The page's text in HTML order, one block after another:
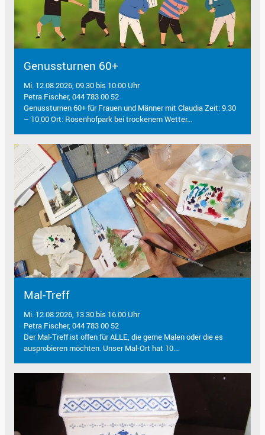
Genussturnen 60+
Mi. 12.08.2026, 09.30 bis 10.00 Uhr
Petra Fischer, 044 783 00 52
Genussturnen 60+ für Frauen und Männer mit Claudia Zeit: 9.30
– 10.00 Ort: Rosenhofpark bei trockenem Wetter...
Mal-Treff
Mi. 12.08.2026, 13.30 bis 16.00 Uhr
Petra Fischer, 044 783 00 52
Der Mal-Treff ist offen für ALLE, die gerne Malen oder die es
ausprobieren möchten. Unser Mal-Ort hat 10...